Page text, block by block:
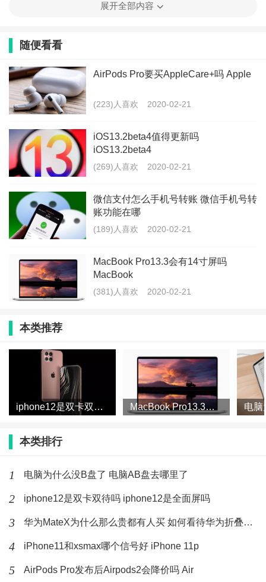
AirPods， 买。比较难得的是，目前从字面上看，这次
以上说的改进，这类用户基本可以无脑买。
AirPods Pro值得入手吗
AirPods Pro在提升了主打降噪，防水等功能后，加价还
来说，新款的AirPods Pro基本上满足了果粉的大部分需
求，只要做工再比上一代好一点，果粉就可以直接买爆
买一款蓝牙耳机确实有点贵，当然接下来肯定会有一大
批类似的国产无线耳机出现，可能你只需要花几十块钱
AirPods Pro多少钱
售价1999元10月30日正式开售。
AirPods一样也支持在盒子上个性化刻字，耳机盒子更扁
更胖，耳机本身的体积反而和之前的AirPods维持在差不
多的水平，只是入耳部分的设计完全不一样了，开孔更
大而且还自带硅胶塞。
展开全部内容
随便看看
AirPods Pro要买AppleCare+吗 Apple
(223)人喜欢 2020-02-21
iOS13.2beta4值得更新吗
iOS13.2beta4
(269)人喜欢 2020-02-21
微信支付怎么手机号转账 微信手机号转
账功能在哪
(189)人喜欢 2020-02-21
MacBook Pro13.3会有14寸屏吗
MacBook
(381)人喜欢 2020-02-21
本类推荐
iphone12是双卡双待吗 iphone12是全面屏吗 MacBook Pro13.3会有14寸屏吗 MacBook
本类排行
1 电脑为什么没B盘了 电脑AB盘去哪里了
2 iphone12是双卡双待吗 iphone12是全面屏吗
3 华为MateX为什么那么贵都有人买 如何看待华为折叠屏手机被
4 iPhone11和xsmax哪个信号好 iPhone 11p
5 AirPods Pro发布后Airpods2会降价吗 Air